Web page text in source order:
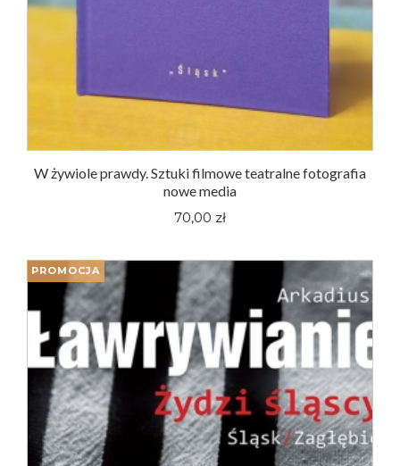
W żywiole prawdy. Sztuki filmowe teatralne fotografia
nowe media
70,00 zł
PROMOCJA